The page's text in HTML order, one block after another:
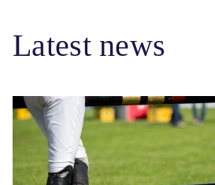
Latest news